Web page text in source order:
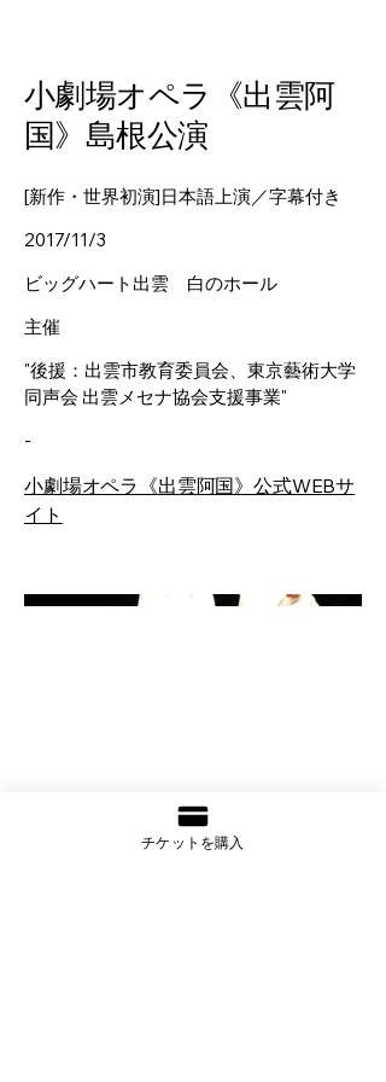
小劇場オペラ《出雲阿
国》島根公演
[新作・世界初演]日本語上演／字幕付き
2017/11/3
ビッグハート出雲 白のホール
主催
"後援：出雲市教育委員会、東京藝術大学
同声会 出雲メセナ協会支援事業"
-
小劇場オペラ《出雲阿国》公式WEBサ
イト
チケットを購入